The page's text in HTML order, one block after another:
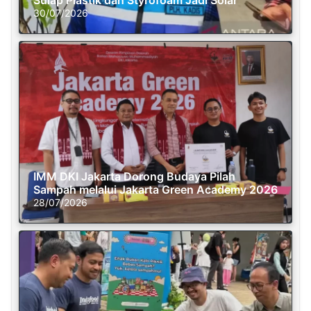
30/07/2026
IMM DKI Jakarta Dorong Budaya Pilah
Sampah melalui Jakarta Green Academy 2026
28/07/2026